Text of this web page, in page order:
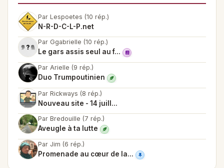
Par Lespoetes (10 rép.)
N-R-D-C-L-P.net
Par Ggabrielle (10 rép.)
Le gars assis seul au f...
Par Arielle (9 rép.)
Duo Trumpoutinien
Par Rickways (8 rép.)
Nouveau site - 14 juill...
Par Bredouille (7 rép.)
Aveugle à ta lutte
Par Jim (6 rép.)
Promenade au cœur de la...